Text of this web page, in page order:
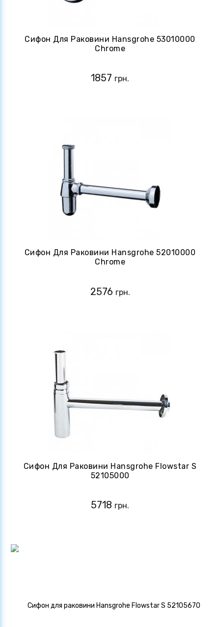
Сифон Для Раковини Hansgrohe 53010000
Chrome
1857 грн.
Сифон Для Раковини Hansgrohe 52010000
Chrome
2576 грн.
Сифон Для Раковини Hansgrohe Flowstar S
52105000
5718 грн.